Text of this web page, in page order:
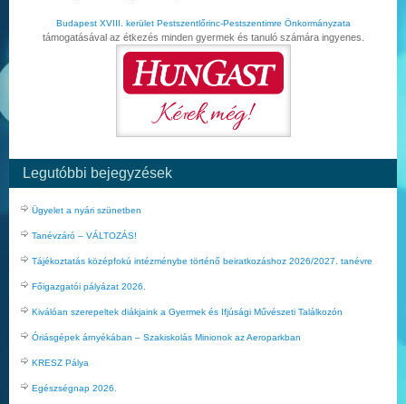
Budapest XVIII. kerület Pestszentlőrinc-Pestszentimre Önkormányzata
támogatásával az étkezés minden gyermek és tanuló számára ingyenes.
Legutóbbi bejegyzések
Ügyelet a nyári szünetben
Tanévzáró – VÁLTOZÁS!
Tájékoztatás középfokú intézménybe történő beiratkozáshoz 2026/2027. tanévre
Főigazgatói pályázat 2026.
Kiválóan szerepeltek diákjaink a Gyermek és Ifjúsági Művészeti Találkozón
Óriásgépek árnyékában – Szakiskolás Minionok az Aeroparkban
KRESZ Pálya
Egészségnap 2026.